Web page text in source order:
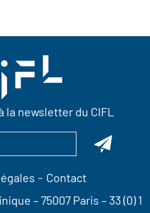
la newsletter du CIFL
Contact
– 75007 Paris – 33 (0) 1